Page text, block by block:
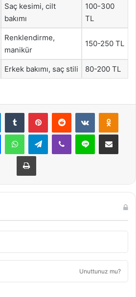
Saç kesimi, cilt
bakımı
100-300
TL
Renklendirme,
manikür
150-250 TL
Erkek bakımı, saç stili 80-200 TL
LinkedInTumblr PinterestReddit VKontakte
MessengerWhatsAppTelegramViber Line E-Posta ile
Yazdır
Unuttunuz mu?